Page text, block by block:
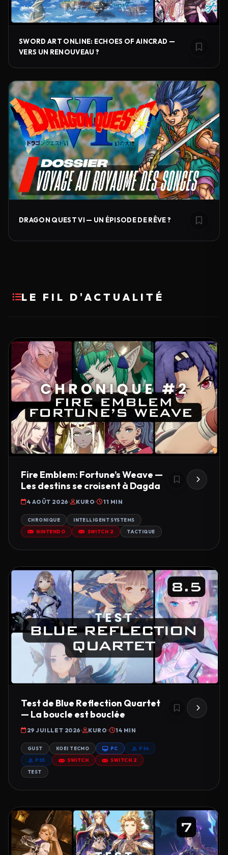
SWORD ART ONLINE: ECHOES OF AINCRAD —
VERS UN RENOUVEAU ?
DRAGON QUEST VI — UN ÉPISODE DE RÊVE ?
LE FIL D'ACTUALITÉ
Fire Emblem: Fortune’s Weave —
Les destins se croisent à Dagda
4 AOÛT 2026 KURO 11 MIN
CHRONIQUE INTELLIGENT SYSTEMS
NINTENDO SWITCH 2 TACTIQUE
Test de Blue Reflection Quartet
— La boucle est bouclée
29 JUILLET 2026 KURO 14 MIN
GUST KOEI TECMO PC PS4
PS5 SWITCH SWITCH 2
TEST